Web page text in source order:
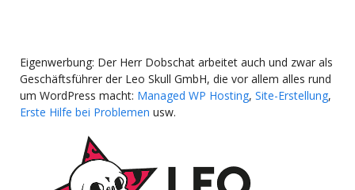
Eigenwerbung: Der Herr Dobschat arbeitet auch und zwar als
Geschäftsführer der Leo Skull GmbH, die vor allem alles rund
um WordPress macht: Managed WP Hosting, Site-Erstellung,
Erste Hilfe bei Problemen usw.